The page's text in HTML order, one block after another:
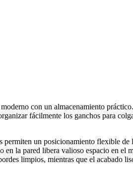
con un almacenamiento
fácilmente los ganchos para
permiten un posicionamiento flexible de
en la pared libera valioso espacio en el
limpios, mientras que el acabado